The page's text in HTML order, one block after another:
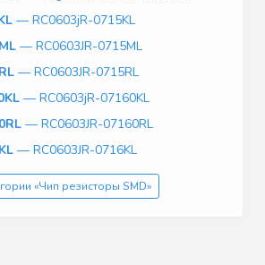
— RC0603jR-0715KL
— RC0603JR-0715ML
— RC0603JR-0715RL
— RC0603jR-07160KL
— RC0603JR-07160RL
— RC0603JR-0716KL
«Чип резисторы SMD»